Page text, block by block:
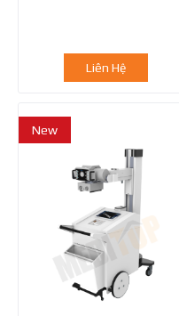
Liên Hệ
New